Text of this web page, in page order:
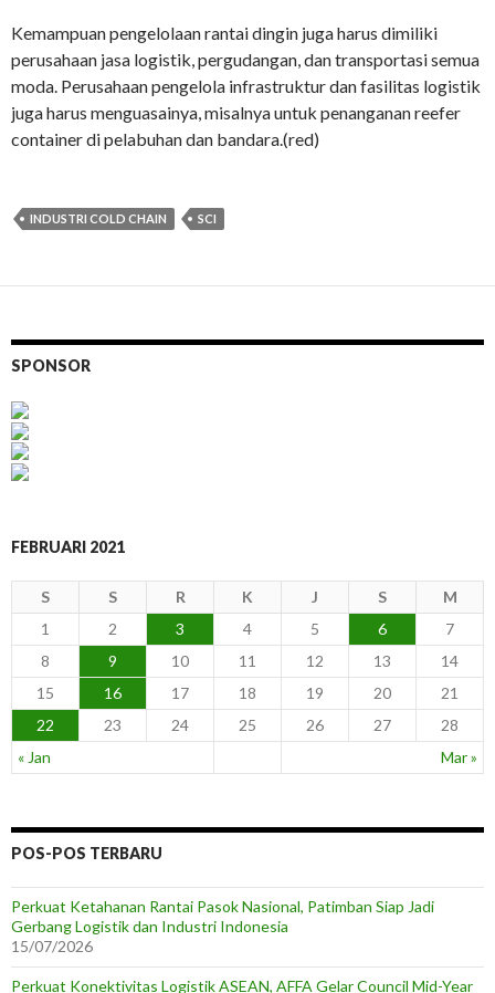
Kemampuan pengelolaan rantai dingin juga harus dimiliki
perusahaan jasa logistik, pergudangan, dan transportasi semua
moda. Perusahaan pengelola infrastruktur dan fasilitas logistik
juga harus menguasainya, misalnya untuk penanganan reefer
container di pelabuhan dan bandara.(red)
INDUSTRI COLD CHAIN SCI
SPONSOR
FEBRUARI 2021
S S R K J S M
« Jan Mar »
1 2 3 4 5 6
7
8
9 10 11 12 13
14
15
16 17 18 19 20
21
22
23 24 25 26 27 28
POS-POS TERBARU
Perkuat Ketahanan Rantai Pasok Nasional, Patimban Siap Jadi
Gerbang Logistik dan Industri Indonesia
15/07/2026
Perkuat Konektivitas Logistik ASEAN, AFFA Gelar Council Mid-Year